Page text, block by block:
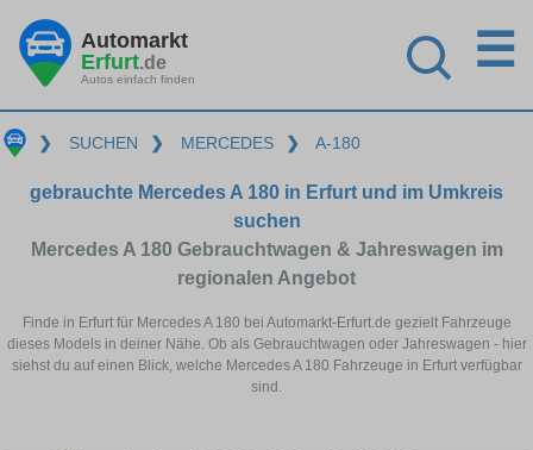
Automarkt
Erfurt.de
Autos einfach finden
☰
❯ SUCHEN ❯ MERCEDES ❯ A-180
gebrauchte Mercedes A 180 in Erfurt und im Umkreis
suchen
Mercedes A 180 Gebrauchtwagen & Jahreswagen im
regionalen Angebot
Finde in Erfurt für Mercedes A 180 bei Automarkt-Erfurt.de gezielt Fahrzeuge
dieses Models in deiner Nähe. Ob als Gebrauchtwagen oder Jahreswagen - hier
siehst du auf einen Blick, welche Mercedes A 180 Fahrzeuge in Erfurt verfügbar
sind.